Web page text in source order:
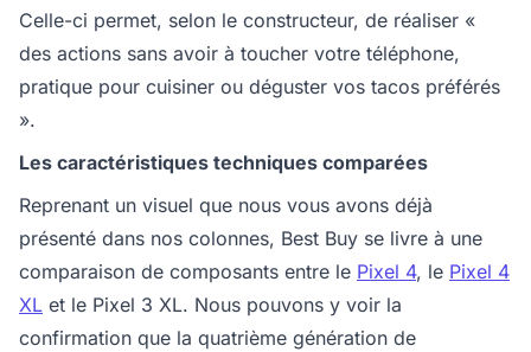
Celle-ci permet, selon le constructeur, de réaliser «
des actions sans avoir à toucher votre téléphone,
pratique pour cuisiner ou déguster vos tacos préférés
».
Les caractéristiques techniques comparées
Reprenant un visuel que nous vous avons déjà
présenté dans nos colonnes, Best Buy se livre à une
comparaison de composants entre le Pixel 4, le Pixel 4
XL et le Pixel 3 XL. Nous pouvons y voir la
confirmation que la quatrième génération de